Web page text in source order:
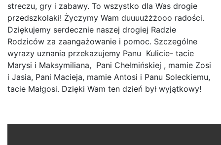
streczu, gry i zabawy. To wszystko dla Was drogie
przedszkolaki! Życzymy Wam duuuużżżooo radości.
Dziękujemy serdecznie naszej drogiej Radzie
Rodziców za zaangażowanie i pomoc. Szczególne
wyrazy uznania przekazujemy Panu Kulicie- tacie
Marysi i Maksymiliana, Pani Chełmińskiej , mamie Zosi
i Jasia, Pani Macieja, mamie Antosi i Panu Soleckiemu,
tacie Małgosi. Dzięki Wam ten dzień był wyjątkowy!